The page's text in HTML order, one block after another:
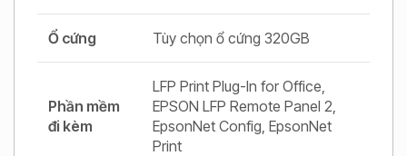
Ổ cứng Tùy chọn ổ cứng 320GB
Phần mềm
đi kèm
LFP Print Plug-In for Office,
EPSON LFP Remote Panel 2,
EpsonNet Config, EpsonNet
Print